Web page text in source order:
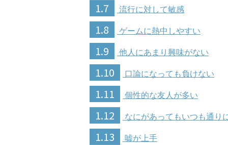
1.7 流行に対して敏感
1.8 ゲームに熱中しやすい
1.9 他人にあまり興味がない
1.10 口論になっても負けない
1.11 個性的な友人が多い
1.12 なにがあってもいつも通り
1.13 嘘が上手